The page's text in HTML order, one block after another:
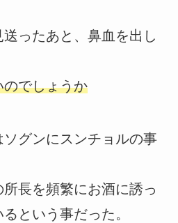
ったあと、鼻血を出し
でしょうか
グンにスンチョルの事
長を頻繁にお酒に誘っ
という事だった。